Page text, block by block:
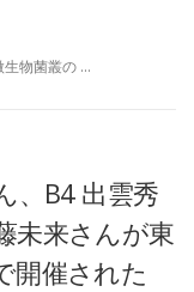
生物菌叢の …
、B4 出雲秀
未来さんが東
開催された